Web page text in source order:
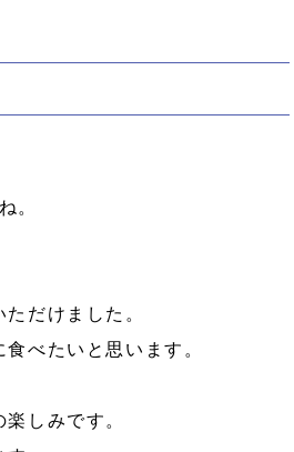
。
だけました。
べたいと思います。
しみです。